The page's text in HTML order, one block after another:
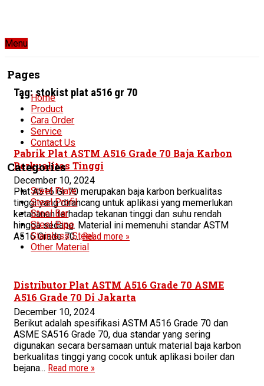
Menu
Pages
Home
Product
Cara Order
Service
Contact Us
Categories
Steel Plate
Steel Profil
Steel Bar
Steel Pipe
Stainless Steel
Other Material
Tag:stokist plat a516 gr 70
Pabrik Plat ASTM A516 Grade 70 Baja Karbon
Berkualitas Tinggi
December 10, 2024
Plat A516 Gr 70 merupakan baja karbon berkualitas
tinggi yang dirancang untuk aplikasi yang memerlukan
ketahanan terhadap tekanan tinggi dan suhu rendah
hingga sedang. Material ini memenuhi standar ASTM
A516 Grade 70...Read more »
Distributor Plat ASTM A516 Grade 70 ASME
A516 Grade 70 Di Jakarta
December 10, 2024
Berikut adalah spesifikasi ASTM A516 Grade 70 dan
ASME SA516 Grade 70, dua standar yang sering
digunakan secara bersamaan untuk material baja karbon
berkualitas tinggi yang cocok untuk aplikasi boiler dan
bejana... Read more »